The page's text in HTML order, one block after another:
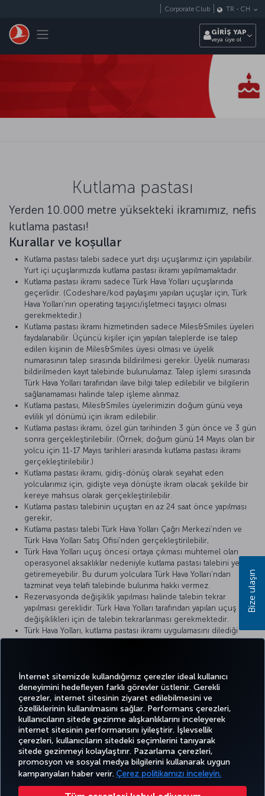
İnternet sitemizde kullandığımız çerezler ideal kullanıcı
deneyimini hedefleyen farklı görevler üstlenir. Gerekli
çerezler, internet sitesinin ziyaret edilebilmesini ve
özelliklerinin kullanılmasını sağlar. Performans çerezleri,
kullanıcıların sitede gezinme alışkanlıklarını inceleyerek
internet sitesinin performansını iyileştirir. İşlevsellik
çerezleri, kullanıcıların sitedeki seçimlerini tanıyarak
sitede gezinmeyi kolaylaştırır. Pazarlama çerezleri,
promosyon ve sosyal medya bilgilerini kullanarak uygun
kampanyaları haber verir. Çerez politikamızı inceleyin.
Toggle navigation
Corporate Club TR - CH
GİRİŞ YAP
veya üye ol
Kutlama pastası
Yerden 10.000 metre yüksekteki ikramımız, nefis
kutlama pastası!
Kurallar ve koşullar
Kutlama pastası talebi sadece yurt dışı uçuşlarımız için yapılabilir.
Yurt içi uçuşlarımızda kutlama pastası ikramı yapılmamaktadır.
Kutlama pastası ikramı sadece Türk Hava Yolları uçuşlarında
geçerlidir. (Codeshare/kod paylaşımı yapılan uçuşlar için, Türk
Hava Yolları’nın operating taşıyıcı/işletmeci taşıyıcı olması
gerekmektedir.)
Kutlama pastası ikramı hizmetinden sadece Miles&Smiles üyeleri
faydalanabilir. Üçüncü kişiler için yapılan taleplerde ise talep
edilen kişinin de Miles&Smiles üyesi olması ve üyelik
numarasının talep sırasında bildirilmesi gerekir. Üyelik numarası
bildirilmeden kayıt talebinde bulunulamaz. Talep işlemi sırasında
Türk Hava Yolları tarafından ilave bilgi talep edilebilir ve bilgilerin
sağlanamaması halinde talep işleme alınmaz.
Kutlama pastası, Miles&Smiles üyelerimizin doğum günü veya
evlilik yıl dönümü için ikram edilebilir.
Kutlama pastası ikramı, özel gün tarihinden 3 gün önce ve 3 gün
sonra gerçekleştirilebilir. (Örnek; doğum günü 14 Mayıs olan bir
yolcu için 11-17 Mayıs tarihleri arasında kutlama pastası ikramı
gerçekleştirilebilir.)
Kutlama pastası ikramı, gidiş-dönüş olarak seyahat eden
yolcularımız için, gidişte veya dönüşte ikram olacak şekilde bir
kereye mahsus olarak gerçekleştirilebilir.
Kutlama pastası talebinin uçuştan en az 24 saat önce yapılması
gerekir,
Kutlama pastası talebi Türk Hava Yolları Çağrı Merkezi’nden ve
Türk Hava Yolları Satış Ofisi’nden gerçekleştirilebilir,
Türk Hava Yolları uçuş öncesi ortaya çıkması muhtemel olan
operasyonel aksaklıklar nedeniyle kutlama pastası talebini yerine
getiremeyebilir. Bu durum yolculara Türk Hava Yolları’ndan
tazminat veya telafi talebinde bulunma hakkı vermez.
Rezervasyonda değişiklik yapılması halinde talebin tekrar
yapılması gereklidir. Türk Hava Yolları tarafından yapılan uçuş
değişiklikleri için de talebin tekrarlanması gerekmektedir.
Türk Hava Yolları, kutlama pastası ikramı uygulamasını dilediği
TwitterFacebook
Instagram
YoutubeLinkedIn
TiktokBlogPinterest
BİLET
AL VE
YÖNET
DENEYİM
FIRSATLAR
VE UÇUŞ
NOKTALARI
YARDIM
TURKISH
AIRLINES
HOLIDAYS
MILES&SMILES
Bize ulaşın